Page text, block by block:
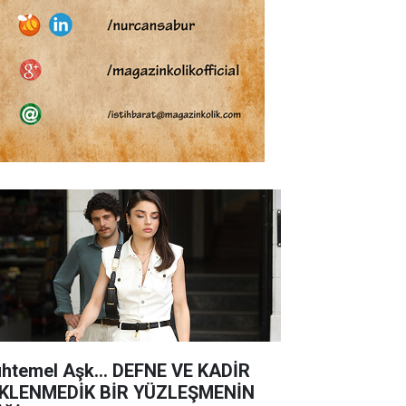
Aşk... DEFNE VE KADİR
BİR YÜZLEŞMENİN